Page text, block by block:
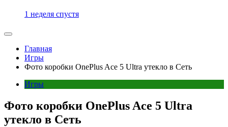
1 неделя спустя
Главная
Игры
Фото коробки OnePlus Ace 5 Ultra утекло в Сеть
Игры
Фото коробки OnePlus Ace 5 Ultra
утекло в Сеть